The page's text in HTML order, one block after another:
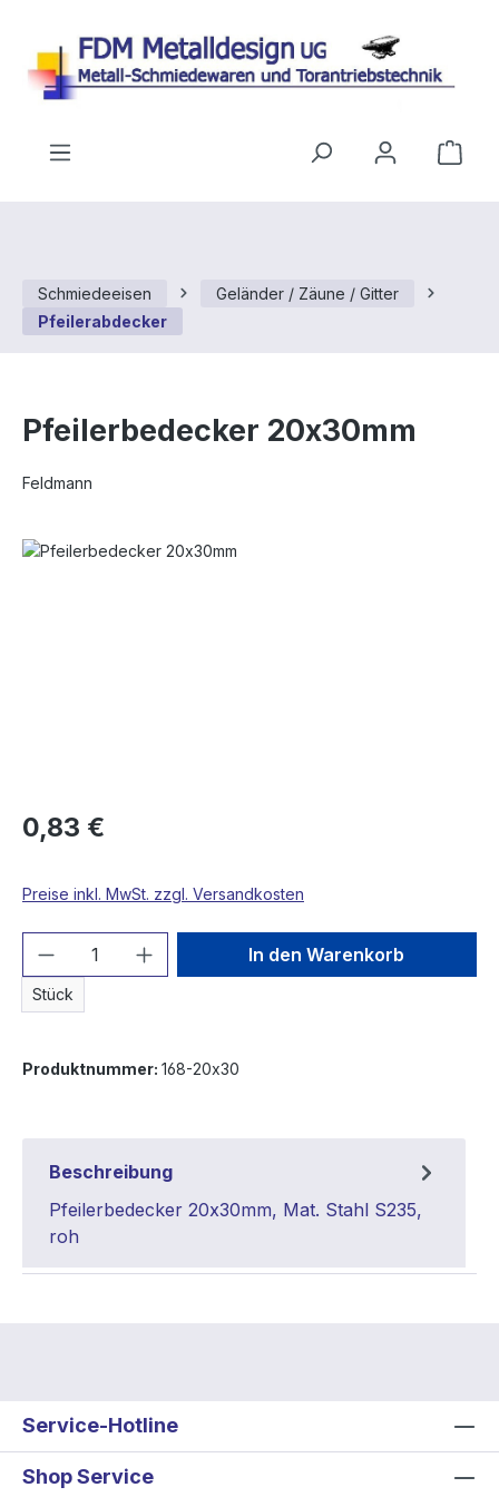
Schmiedeeisen
Geländer / Zäune / Gitter
Pfeilerabdecker
Pfeilerbedecker 20x30mm
Feldmann
Bildergalerie überspringen
0,83 €
Preise inkl. MwSt. zzgl. Versandkosten
Produkt Anzahl: Gib den
Stück
In den Warenkorb
Produktnummer: 168-20x30
Beschreibung
Pfeilerbedecker 20x30mm, Mat. Stahl S235,
roh
Service-Hotline
Shop Service